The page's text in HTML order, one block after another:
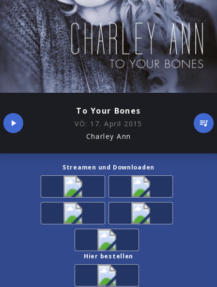
To Your Bones
VÖ: 17. April 2015
Charley Ann
Streamen und Downloaden
Hier bestellen